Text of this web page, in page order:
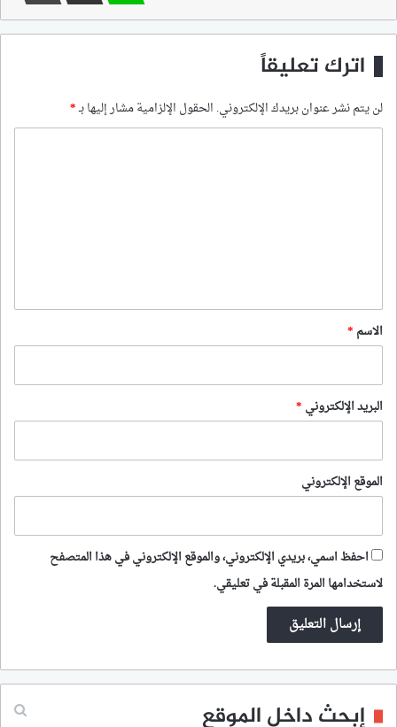
اترك تعليقاً
لن يتم نشر عنوان بريدك الإلكتروني. الحقول الإلزامية مشار إليها بـ*
*
الاسم *
البريد الإلكتروني *
الموقع الإلكتروني
احفظ اسمي، بريدي الإلكتروني، والموقع الإلكتروني في هذا المتصفح
لاستخدامها المرة المقبلة في تعليقي.
إبحث داخل الموقع